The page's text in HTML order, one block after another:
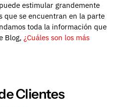
estimular grandemente
que se encuentran en la parte
toda la información que
Blog, ¿Cuáles son los más
Clientes